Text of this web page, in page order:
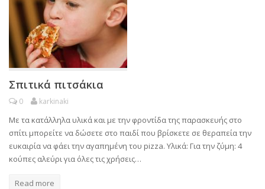
Σπιτικά πιτσάκια
0 karkinaki
Με τα κατάλληλα υλικά και με την φροντίδα της παρασκευής στο
σπίτι μπορείτε να δώσετε στο παιδί που βρίσκετε σε θεραπεία την
ευκαιρία να φάει την αγαπημένη του pizza. Υλικά: Για την ζύμη: 4
κούπες αλεύρι για όλες τις χρήσεις…
Read more